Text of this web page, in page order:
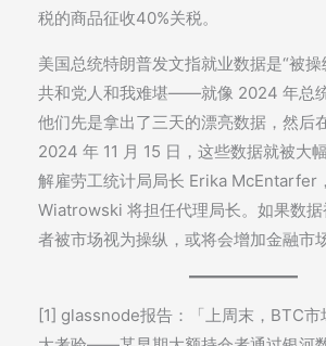
税的商品征收40%关税。
美国总统特朗普发文指就业数据是“被
共和党人和我难堪——就像 2024 年总
他们先是拿出了三天的漂亮数据，然后
2024 年 11 月 15 日，这些数据就被大
解雇劳工统计局局长 Erika McEntarfer
Wiatrowski 将担任代理局长。如果数
者被市场视为操纵，或将会增加金融市
[1] glassnode报告：「上周末，BTC市